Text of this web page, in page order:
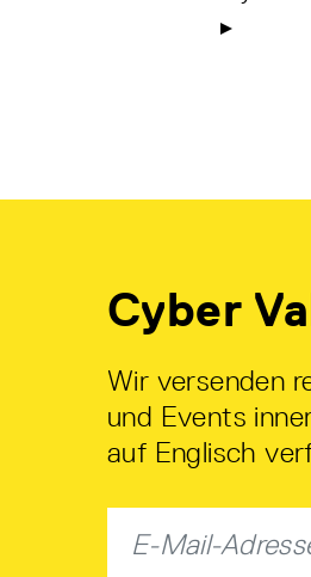
Cyber
Wir versenden
und Events
auf Englisch